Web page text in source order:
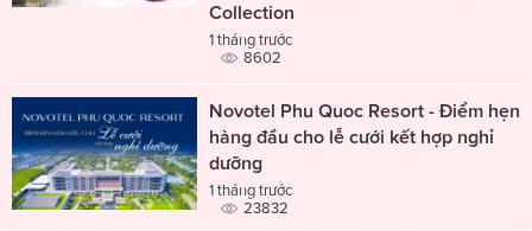
Collection
1 tháng trước
8602
Novotel Phu Quoc Resort - Điểm hẹn
hàng đầu cho lễ cưới kết hợp nghỉ
dưỡng
1 tháng trước
23832